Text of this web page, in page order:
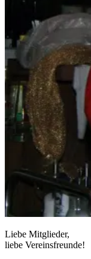
Liebe Mitglieder,
liebe Vereinsfreunde!